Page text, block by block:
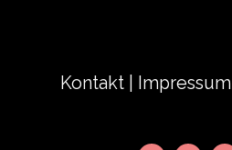
Kontakt Impressum